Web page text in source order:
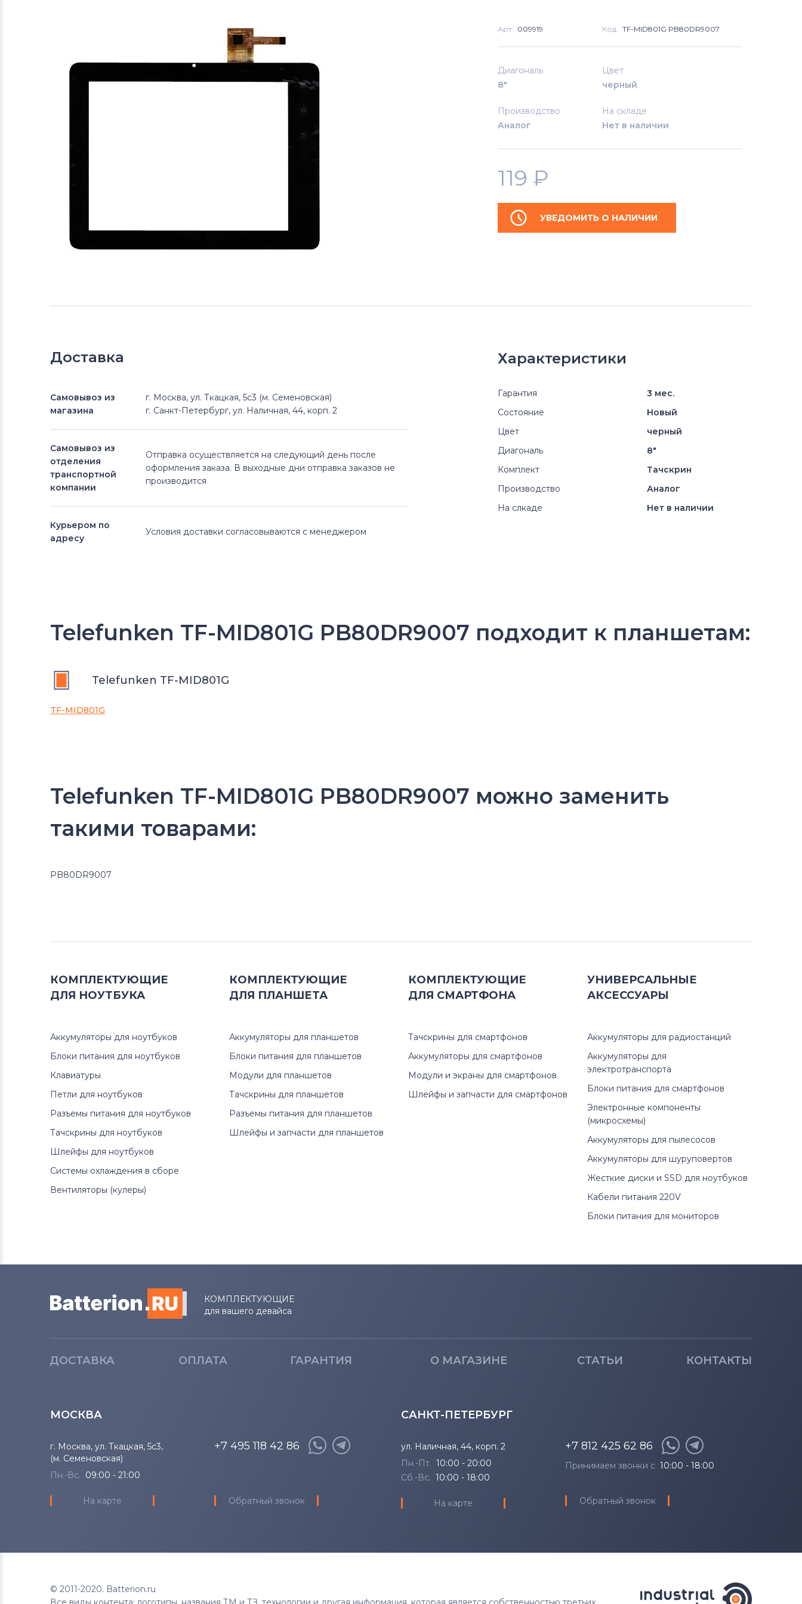
Арт: 009919 Код: TF-MID801G PB80DR9007
Диагональ
8"
Цвет
черный
Производство
Аналог
На складе
Нет в наличии
119 ₽
УВЕДОМИТЬ О НАЛИЧИИ
Доставка
Самовывоз из
магазина
г. Москва, ул. Ткацкая, 5с3 (м. Семеновская)
г. Санкт-Петербург, ул. Наличная, 44, корп. 2
Самовывоз из
отделения
транспортной
компании
Отправка осуществляется на следующий день после
оформления заказа. В выходные дни отправка заказов не
производится
Курьером по
адресу
Условия доставки согласовываются с менеджером
Характеристики
Гарантия
3 мес.
Состояние
Новый
Цвет
черный
Диагональ
8"
Комплект
Тачскрин
Производство
Аналог
На слкаде
Нет в наличии
Telefunken TF-MID801G PB80DR9007 подходит к планшетам:
Telefunken TF-MID801G
TF-MID801G
Telefunken TF-MID801G PB80DR9007 можно заменить
такими товарами:
PB80DR9007
КОМПЛЕКТУЮЩИЕ
ДЛЯ НОУТБУКА
Аккумуляторы для ноутбуков
Блоки питания для ноутбуков
Клавиатуры
Петли для ноутбуков
Разъемы питания для ноутбуков
Тачскрины для ноутбуков
Шлейфы для ноутбуков
Системы охлаждения в сборе
Вентиляторы (кулеры)
КОМПЛЕКТУЮЩИЕ
ДЛЯ ПЛАНШЕТА
Аккумуляторы для планшетов
Блоки питания для планшетов
Модули для планшетов
Тачскрины для планшетов
Разъемы питания для планшетов
Шлейфы и запчасти для планшетов
КОМПЛЕКТУЮЩИЕ
ДЛЯ СМАРТФОНА
Тачскрины для смартфонов
Аккумуляторы для смартфонов
Модули и экраны для смартфонов
Шлейфы и запчасти для смартфонов
УНИВЕРСАЛЬНЫЕ
АКСЕССУАРЫ
Аккумуляторы для радиостанций
Аккумуляторы для
электротранспорта
Блоки питания для смартфонов
Электронные компоненты
(микросхемы)
Аккумуляторы для пылесосов
Аккумуляторы для шуруповертов
Жесткие диски и SSD для ноутбуков
Кабели питания 220V
Блоки питания для мониторов
КОМПЛЕКТУЮЩИЕ
для вашего девайса
ДОСТАВКА ОПЛАТА ГАРАНТИЯ О МАГАЗИНЕ СТАТЬИ КОНТАКТЫ
МОСКВА
г. Москва, ул. Ткацкая, 5с3,
(м. Семеновская)
Пн.-Вс. 09:00 - 21:00
На карте
+7 495 118 42 86
Обратный звонок
САНКТ-ПЕТЕРБУРГ
ул. Наличная, 44, корп. 2
Пн.-Пт. 10:00 - 20:00
Сб.-Вс. 10:00 - 18:00
На карте
+7 812 425 62 86
Принимаем звонки с 10:00 - 18:00
Обратный звонок
© 2011-2020. Batterion.ru